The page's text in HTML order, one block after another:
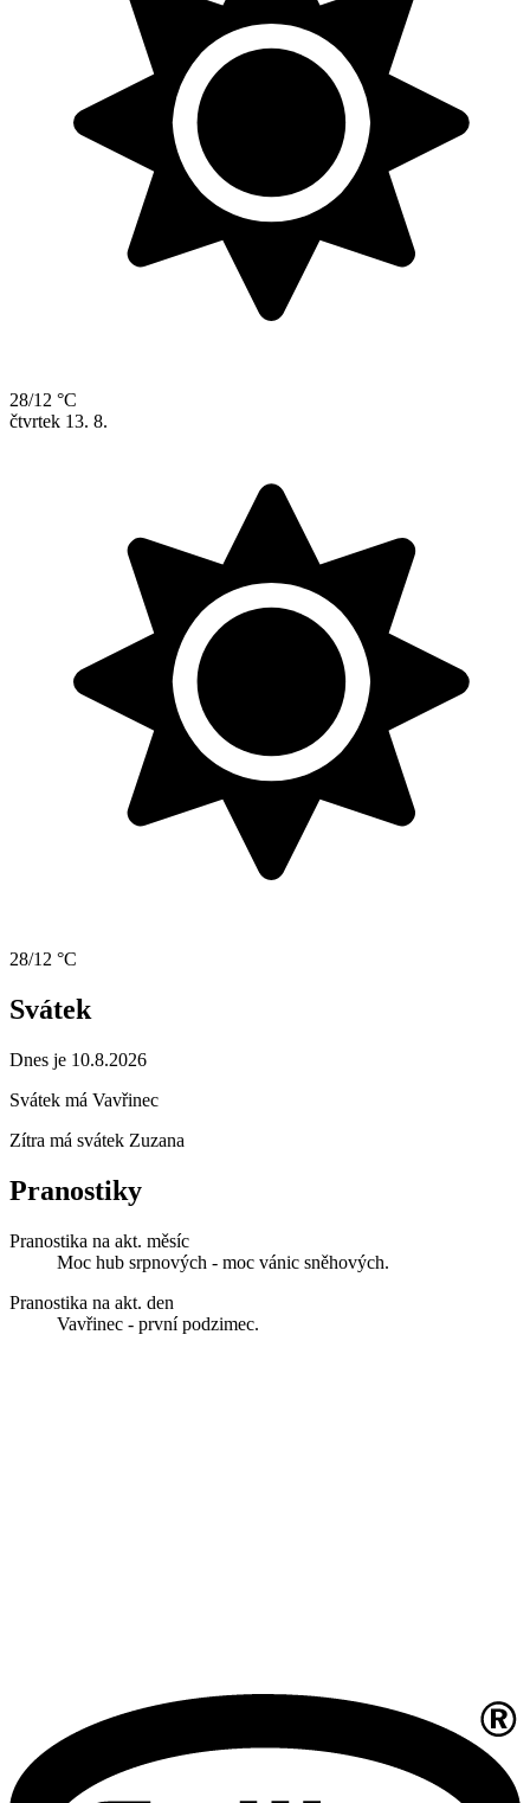
28/12 °C
čtvrtek 13. 8.
28/12 °C
Svátek
Dnes je 10.8.2026
Svátek má Vavřinec
Zítra má svátek Zuzana
Pranostiky
Pranostika na akt. měsíc
Moc hub srpnových - moc vánic sněhových.
Pranostika na akt. den
Vavřinec - první podzimec.